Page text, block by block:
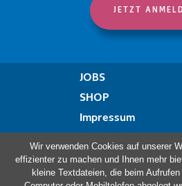
JOBS
SHOP
Impressum
Erklärung zur
Wir verwenden Cookies auf unserer
effizienter zu machen und Ihnen mehr
kleine Textdateien, die beim